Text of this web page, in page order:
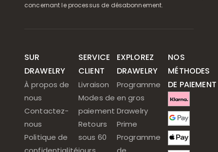
concernant le processus de désabonnement.
SUR
DRAWELRY
À propos de
nous
Contactez-
nous
Politique de
SERVICE
CLIENT
Livraison
Modes de
paiement
Retours
sous 60
EXPLOREZ
DRAWELRY
Programme
en gros
Drawelry
Prime
Programme
NOS
MÉTHODES
DE PAIEMENT